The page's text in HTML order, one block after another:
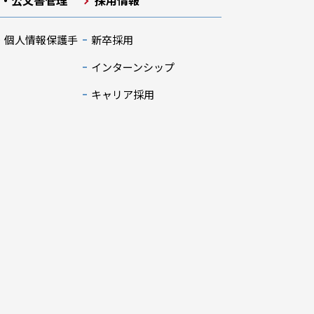
個人情報保護手
新卒採用
インターンシップ
キャリア採用